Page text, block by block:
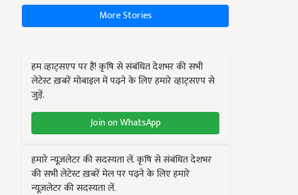
More Stories
हम व्हाट्सएप पर हैं! कृषि से संबंधित देशभर की सभी
लेटेस्ट ख़बरें मोबाइल में पढ़ने के लिए हमारे व्हाट्सएप से
जुड़ें.
Join on WhatsApp
हमारे न्यूज़लेटर की सदस्यता लें. कृषि से संबंधित देशभर
की सभी लेटेस्ट ख़बरें मेल पर पढ़ने के लिए हमारे
न्यूज़लेटर की सदस्यता लें.